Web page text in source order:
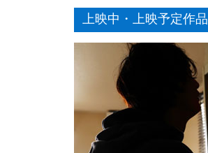
上映中・上映予定作品